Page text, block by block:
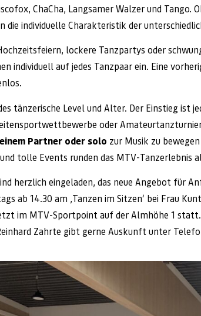
ChaCha, Langsamer Walzer und Tango.
individuelle Charakteristik der
lockere Tanzpartys oder
individuell auf jedes Tanzpaar ein. Eine
tänzerische Level und Alter. Der Einstieg ist
oder
Partner oder solo zur Musik zu
tolle Events runden das MTV-Tanzerlebnis
herzlich eingeladen, das neue Angebot für
ab 14.30 am ‚Tanzen im Sitzen‘ bei Frau
im MTV-Sportpoint auf der Almhöhe 1
Zahrte gibt gerne Auskunft unter